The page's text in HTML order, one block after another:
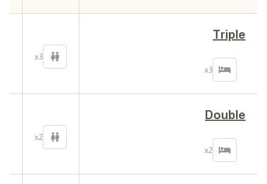
Triple
x3
x3
Double
x2
x2